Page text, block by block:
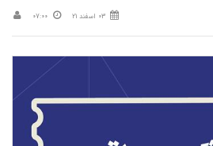
03 اسفند 21 07:00